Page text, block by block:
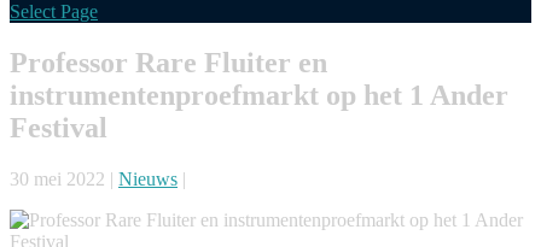
Select Page
Professor Rare Fluiter en
instrumentenproefmarkt op het 1 Ander
Festival
30 mei 2022 | Nieuws |